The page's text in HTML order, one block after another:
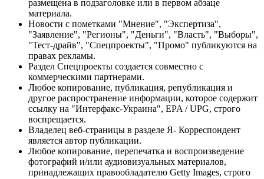
размещена в подзаголовке или в первом абзаце
материала.
Новости с пометками "Мнение", "Экспертиза",
"Заявление", "Регионы", "Деньги", "Власть", "Выборы",
"Тест-драйв", "Спецпроекты", "Промо" публикуются на
правах рекламы.
Раздел Спецпроекты создается совместно с
коммерческими партнерами.
Любое копирование, публикация, републикация и
другое распространение информации, которое содержит
ссылку на "Интерфакс-Украина", EPA / UPG, строго
воспрещается.
Владелец веб-страницы в разделе Я- Корреспондент
является автор публикации.
Любое копирование, перепечатка и воспроизведение
фотографий и/или аудиовизуальных материалов,
принадлежащих правообладателю Getty Images, строго